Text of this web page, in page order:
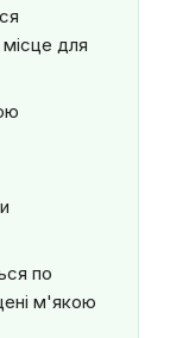
для
по
м'якою